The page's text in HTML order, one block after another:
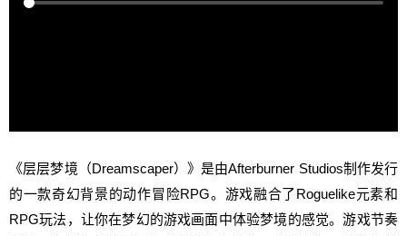
《层层梦境（Dreamscaper）》是由Afterburner Studios制作发行
的一款奇幻背景的动作冒险RPG。游戏融合了Roguelike元素和
RPG玩法，让你在梦幻的游戏画面中体验梦境的感觉。游戏节奏